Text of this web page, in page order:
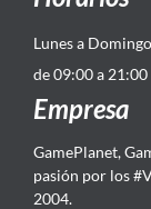
Lunes a Domingo
de 09:00 a 21:00
Empresa
GamePlanet,
pasión por los
2004.